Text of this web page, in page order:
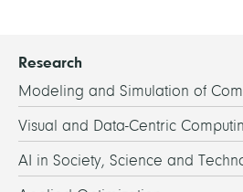
Research
Modeling and Simulation of
Visual and Data-Centric
AI in Society, Science and